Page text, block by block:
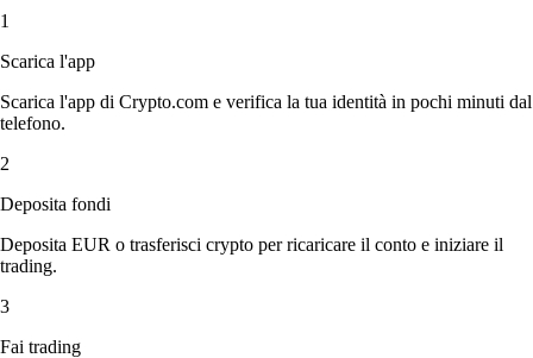
1
Scarica l'app
Scarica l'app di Crypto.com e verifica la tua identità in pochi minuti dal
telefono.
2
Deposita fondi
Deposita EUR o trasferisci crypto per ricaricare il conto e iniziare il
trading.
3
Fai trading